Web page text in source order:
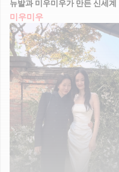
뉴발과 미우미우가 만든 신세계
미우미우